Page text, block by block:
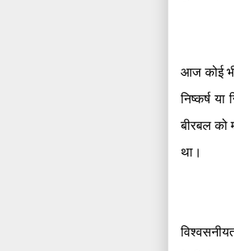
आज कोई
निष्कर्ष
बीरबल को
था।